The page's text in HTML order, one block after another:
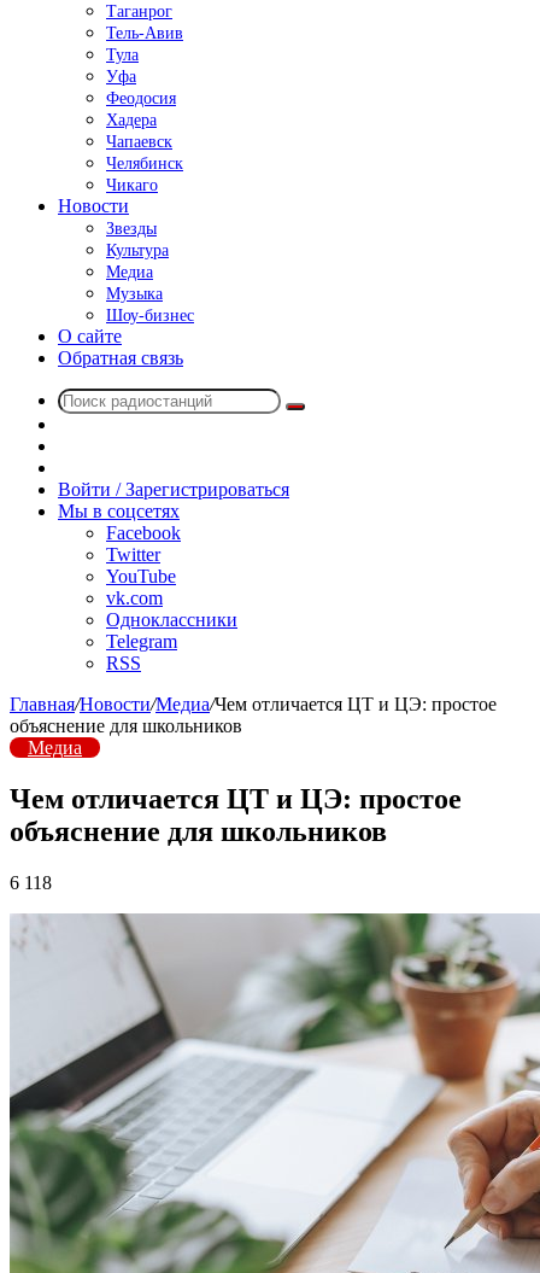
Таганрог
Тель-Авив
Тула
Уфа
Феодосия
Хадера
Чапаевск
Челябинск
Чикаго
Новости
Звезды
Культура
Медиа
Музыка
Шоу-бизнес
О сайте
Обратная связь
Поиск
радио
Войти / Зарегистрироваться
Мы в соцсетях
Facebook
Twitter
YouTube
vk.com
Одноклассники
Telegram
RSS
Главная/Новости/Медиа/Чем отличается ЦТ и ЦЭ: простое
объяснение для школьников
Медиа
Чем отличается ЦТ и ЦЭ: простое
объяснение для школьников
6 118